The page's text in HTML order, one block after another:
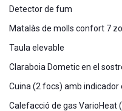
Detector de fum
Matalàs de molls confort 7
Taula elevable
Claraboia Dometic en el
Cuina (2 focs) amb
Calefacció de gas VarioHeat